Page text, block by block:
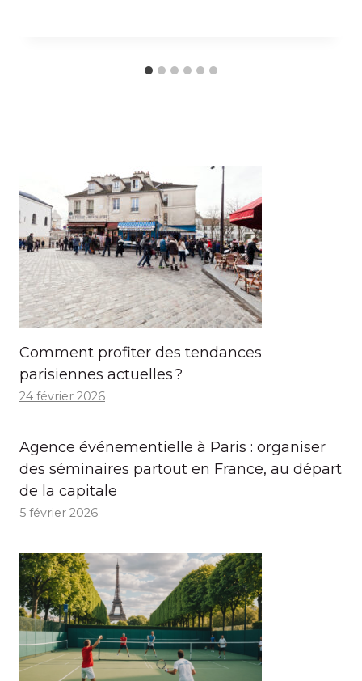
Comment profiter des tendances
parisiennes actuelles ?
24 février 2026
Agence événementielle à Paris : organiser
des séminaires partout en France, au départ
de la capitale
5 février 2026